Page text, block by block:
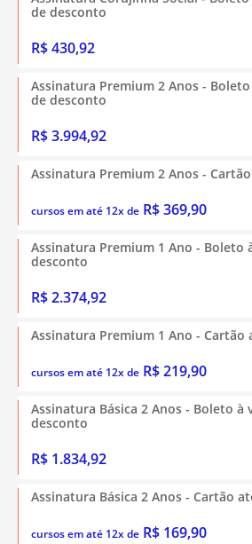
de desconto
R$ 430,92
Assinatura Premium 2 Anos -
de desconto
R$ 3.994,92
Assinatura Premium 2 Anos -
cursos em até 12x de R$ 369,90
Assinatura Premium 1 Ano - Boleto
desconto
R$ 2.374,92
Assinatura Premium 1 Ano - Cartão
cursos em até 12x de R$ 219,90
Assinatura Básica 2 Anos - Boleto à
desconto
R$ 1.834,92
Assinatura Básica 2 Anos - Cartão
cursos em até 12x de R$ 169,90